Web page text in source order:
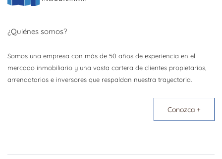
¿Quiénes somos?
Somos una empresa con más de 50 años de experiencia en el
mercado inmobiliario y una vasta cartera de clientes propietarios,
arrendatarios e inversores que respaldan nuestra trayectoria.
Conozca +